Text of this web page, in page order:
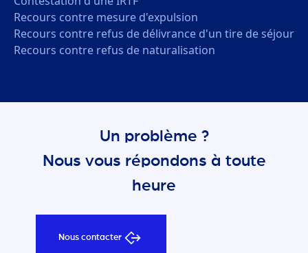
Recours contre mesure d'expulsion
Recours contre refus de délivrance d'un tire de séjour
Recours contre refus de naturalisation
Un problème ?
Nous vous répondons à toute
heure
Nous contacter